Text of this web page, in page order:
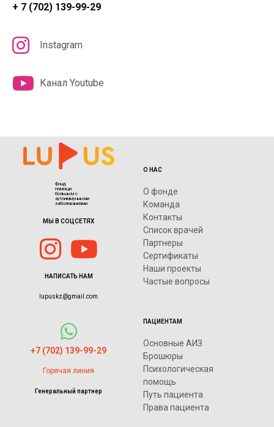
+ 7 (702) 139-99-29
Instagram
Канал Youtube
Фонд
помощи
больным с
аутоиммунными
заболеваниями
МЫ В СОЦСЕТЯХ
НАПИСАТЬ НАМ
lupuskz@gmail.com
+7 (702) 139-99-29
Горячая линия
Генеральный партнер
О НАС
О фонде
Команда
Контакты
Список врачей
Партнеры
Сертификаты
Наши проекты
Частые вопросы
ПАЦИЕНТАМ
Основные АИЗ
Брошюры
Психологическая
помощь
Путь пациента
Права пациента